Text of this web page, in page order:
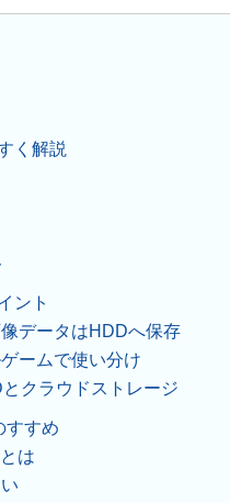
く解説
ント
データはHDDへ保存
ームで使い分け
クラウドストレージ
すすめ
は